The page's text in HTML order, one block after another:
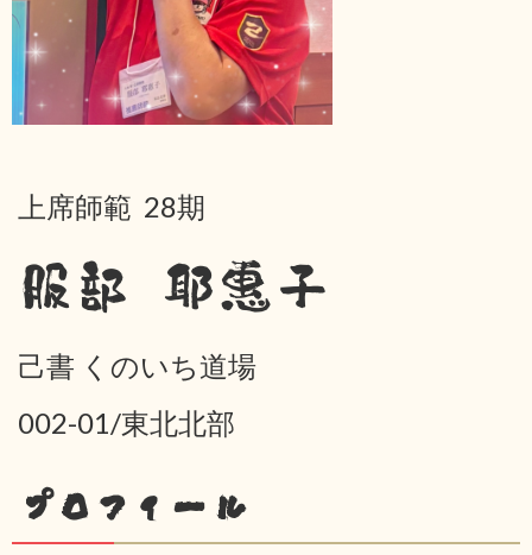
上席師範 28期
服部 耶惠子
己書 くのいち道場
002-01/東北北部
プロフィール